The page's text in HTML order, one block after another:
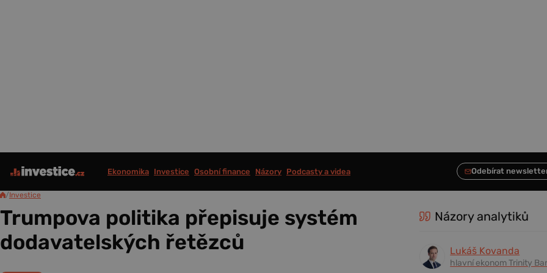
Ekonomika Investice Osobní finance Názory Podcasty a videa
/Investice
Trumpova politika přepisuje systém
dodavatelských řetězců
Názory analytiků
Lukáš Kovanda
hlavní ekonom Trinity